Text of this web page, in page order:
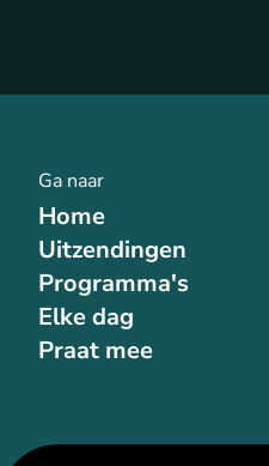
Ga naar
Home
Uitzendingen
Programma's
Elke dag
Praat mee